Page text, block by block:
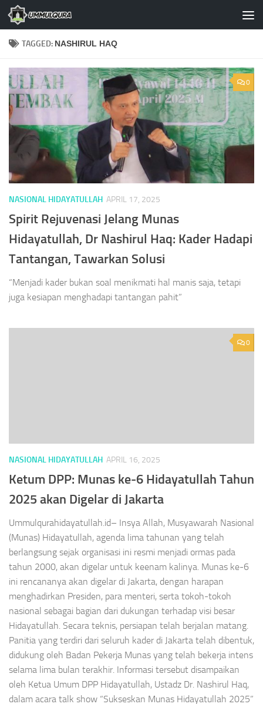
Skip to content
TAGGED: NASHIRUL HAQ
0
NASIONAL HIDAYATULLAH APRIL 17, 2025
Spirit Rejuvenasi Jelang Munas
Hidayatullah, Dr Nashirul Haq: Kader Hadapi
Tantangan, Tawarkan Solusi
“Menjadi kader bukan soal menikmati hal manis saja, tetapi
juga kesiapan menghadapi tantangan pahit”
0
NASIONAL HIDAYATULLAH APRIL 16, 2025
Ketum DPP: Munas ke-6 Hidayatullah Tahun
2025 akan Digelar di Jakarta
Ummulqurahidayatullah.id– Insya Allah, Musyawarah Nasional
(Munas) Hidayatullah, agenda lima tahunan yang telah
berlangsung sejak organisasi ini resmi menjadi ormas pada
tahun 2000, akan digelar untuk keenam kalinya. Munas ke-6
ini rencananya akan digelar di Jakarta, dengan harapan
menghadirkan Presiden, para menteri, serta tokoh-tokoh
nasional sebagai bagian dari dukungan terhadap visi besar
Hidayatullah. Secara teknis, persiapan telah berjalan matang.
Panitia yang terdiri dari seluruh kader di Jakarta telah dibentuk,
didukung oleh Badan Pekerja Munas yang telah bekerja intens
selama lima bulan terakhir. Informasi tersebut disampaikan
oleh Ketua Umum DPP Hidayatullah, Ustadz Dr. Nashirul Haq,
dalam acara talk show “Sukseskan Munas Hidayatullah 2025”